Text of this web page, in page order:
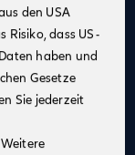
den USA
Risiko, dass US-
haben und
Gesetze
Sie jederzeit